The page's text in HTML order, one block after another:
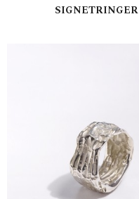
SIGNETRINGER